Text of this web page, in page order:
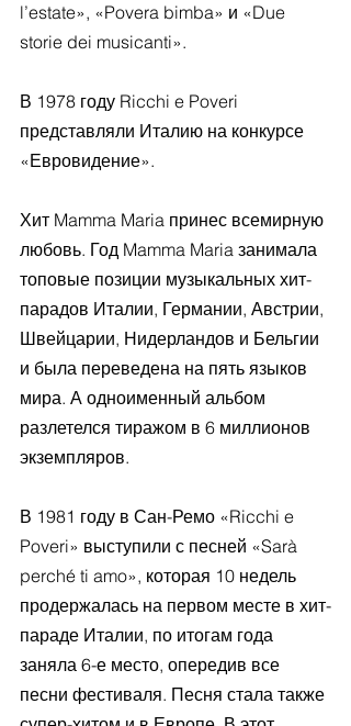
l’estate», «Povera bimba» и «Due
storie dei musicanti».
В 1978 году Ricchi e Poveri
представляли Италию на конкурсе
«Евровидение».
Хит Mamma Maria принес всемирную
любовь. Год Mamma Maria занимала
топовые позиции музыкальных хит-
парадов Италии, Германии, Австрии,
Швейцарии, Нидерландов и Бельгии
и была переведена на пять языков
мира. А одноименный альбом
разлетелся тиражом в 6 миллионов
экземпляров.
В 1981 году в Сан-Ремо «Ricchi e
Poveri» выступили с песней «Sarà
perché ti amo», которая 10 недель
продержалась на первом месте в хит-
параде Италии, по итогам года
заняла 6-е место, опередив все
песни фестиваля. Песня стала также